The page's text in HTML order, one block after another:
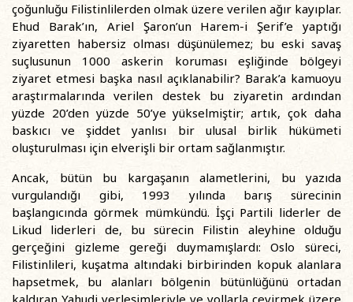
çoğunluğu Filistinlilerden olmak üzere verilen ağır kayıplar.
Ehud Barak’ın, Ariel Şaron’un Harem-i Şerif’e yaptığı
ziyaretten habersiz olması düşünülemez; bu eski savaş
suçlusunun 1000 askerin koruması eşliğinde bölgeyi
ziyaret etmesi başka nasıl açıklanabilir? Barak’a kamuoyu
araştırmalarında verilen destek bu ziyaretin ardından
yüzde 20’den yüzde 50’ye yükselmiştir; artık, çok daha
baskıcı ve şiddet yanlısı bir ulusal birlik hükümeti
oluşturulması için elverişli bir ortam sağlanmıştır.
Ancak, bütün bu kargaşanın alametlerini, bu yazıda
vurgulandığı gibi, 1993 yılında barış sürecinin
başlangıcında görmek mümkündü. İşçi Partili liderler de
Likud liderleri de, bu sürecin Filistin aleyhine olduğu
gerçeğini gizleme gereği duymamışlardı: Oslo süreci,
Filistinlileri, kuşatma altındaki birbirinden kopuk alanlara
hapsetmek, bu alanları bölgenin bütünlüğünü ortadan
kaldıran Yahudi yerleşimleriyle ve yollarla çevirmek üzere